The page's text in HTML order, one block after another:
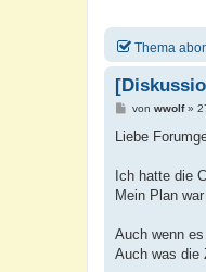
Thema
B
i
a
von wwolf»
Liebe
Ich hatte die
Mein Plan
Auch wenn
Auch was die